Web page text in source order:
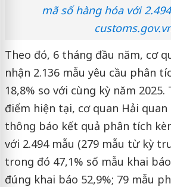
mã số hàng hóa với
Theo đó, 6 tháng đầu năm, cơ
nhận 2.136 mẫu yêu cầu phân
18,8% so với cùng kỳ năm
điểm hiện tại, cơ quan Hải quan
thông báo kết quả phân tích
với 2.494 mẫu (279 mẫu từ kỳ
trong đó 47,1% số mẫu khai
đúng khai báo 52,9%; 79 mẫu